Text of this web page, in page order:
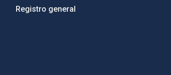
Registro general